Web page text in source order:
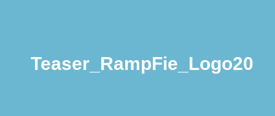
Teaser_RampFie_Logo2025